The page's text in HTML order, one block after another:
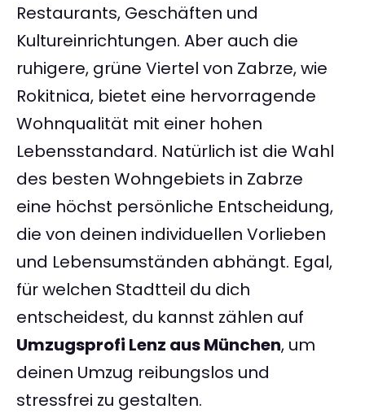
Restaurants, Geschäften und
Kultureinrichtungen. Aber auch die
ruhigere, grüne Viertel von Zabrze, wie
Rokitnica, bietet eine hervorragende
Wohnqualität mit einer hohen
Lebensstandard. Natürlich ist die Wahl
des besten Wohngebiets in Zabrze
eine höchst persönliche Entscheidung,
die von deinen individuellen Vorlieben
und Lebensumständen abhängt. Egal,
für welchen Stadtteil du dich
entscheidest, du kannst zählen auf
Umzugsprofi Lenz aus München, um
deinen Umzug reibungslos und
stressfrei zu gestalten.